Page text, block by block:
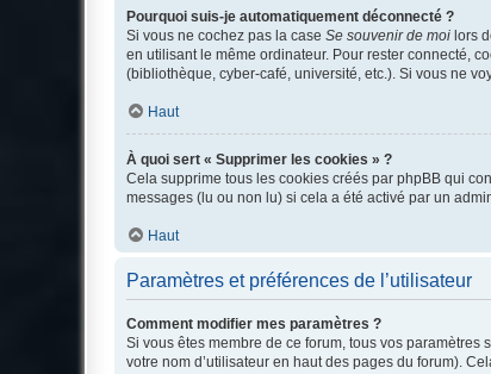
Pourquoi suis-je automatiquement déconnecté ?
Si vous ne cochez pas la case Se souvenir de moi lors
en utilisant le même ordinateur. Pour rester connecté,
(bibliothèque, cyber-café, université, etc.). Si vous ne
Haut
À quoi sert « Supprimer les cookies » ?
Cela supprime tous les cookies créés par phpBB qui
messages (lu ou non lu) si cela a été activé par un
Haut
Paramètres et préférences de l’utilisateur
Comment modifier mes paramètres ?
Si vous êtes membre de ce forum, tous vos
votre nom d’utilisateur en haut des pages du forum).